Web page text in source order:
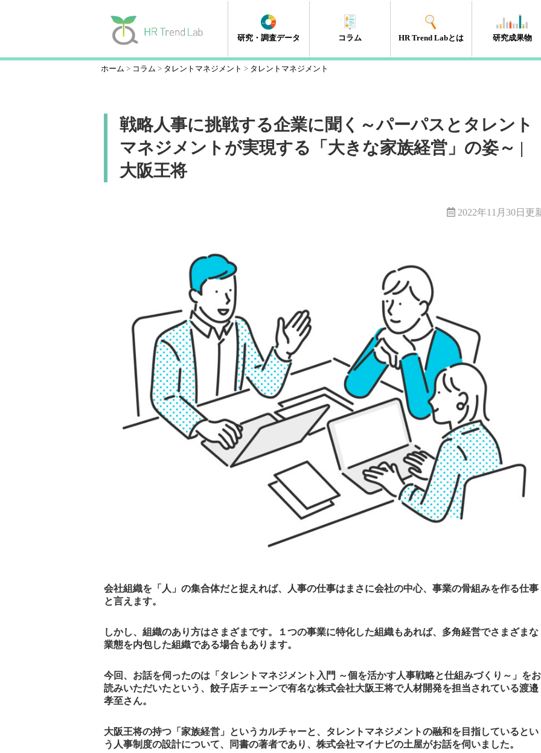
研究・調査データ コラム
エンゲージメント
タレントマネジメント
組織開発 （41件）
新人・若年層
人材開発・キャリア開発
採用・雇用
HRテック （11件）
マネジメント層
リーダーシップ
人事制度 （18件）
経営・戦略
働き方改革
HR Trend Labとは 研究成果物
ホーム コラム タレントマネジメント タレントマネジメント
戦略人事に挑戦する企業に聞く～パーパスとタレント
マネジメントが実現する「大きな家族経営」の姿～ |
大阪王将
2022年11月30日更
会社組織を「人」の集合体だと捉えれば、人事の仕事はまさに会社の中心、事業の骨組みを作る仕事
と言えます。
しかし、組織のあり方はさまざまです。１つの事業に特化した組織もあれば、多角経営でさまざまな
業態を内包した組織である場合もあります。
今回、お話を伺ったのは「タレントマネジメント入門 ～個を活かす人事戦略と仕組みづくり～」をお
読みいただいたという、餃子店チェーンで有名な株式会社大阪王将で人材開発を担当されている渡邉
孝至さん。
大阪王将の持つ「家族経営」というカルチャーと、タレントマネジメントの融和を目指しているとい
う人事制度の設計について、同書の著者であり、株式会社マイナビの土屋がお話を伺いました。